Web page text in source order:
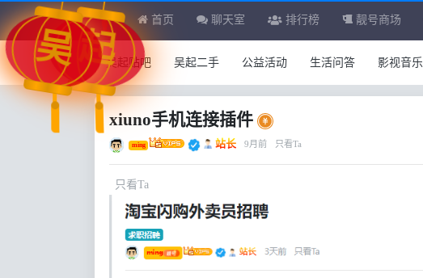
首页 聊天室 排行榜 靓号商场
吴起贴吧 吴起二手 公益活动 生活问答 影视音乐
xiuno手机连接插件
ming 站长 9月前 只看Ta
只看Ta
起
吴